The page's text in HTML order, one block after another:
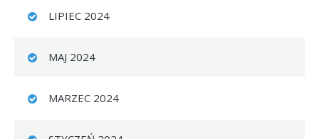
LIPIEC 2024
MAJ 2024
MARZEC 2024